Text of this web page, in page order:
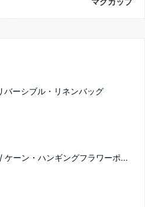
バーシブル・リネンバッグ
ケーン・ハンギングフラワーポ...